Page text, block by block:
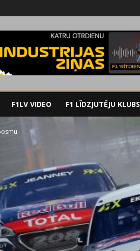
F1LV VIDEO F1 LĪDZJUTĒJU KLUBS